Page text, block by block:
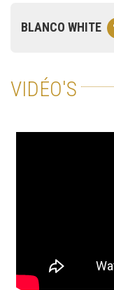
BLANCO WHITE
VIDÉO'S